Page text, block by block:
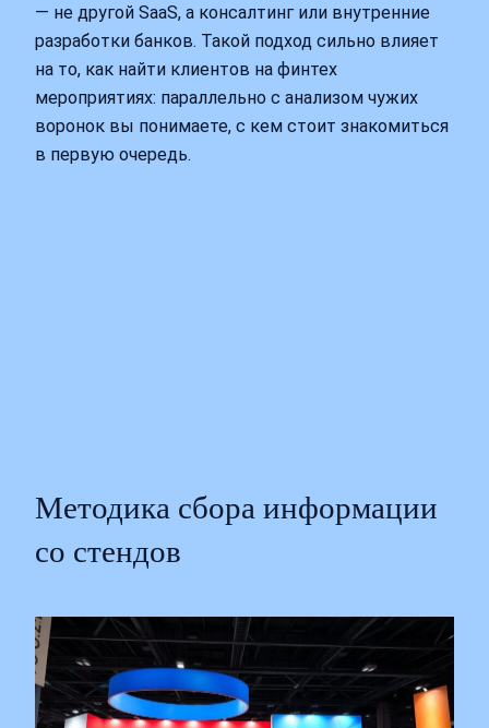
— не другой SaaS, а консалтинг или внутренние
разработки банков. Такой подход сильно влияет
на то, как найти клиентов на финтех
мероприятиях: параллельно с анализом чужих
воронок вы понимаете, с кем стоит знакомиться
в первую очередь.
Методика сбора информации
со стендов